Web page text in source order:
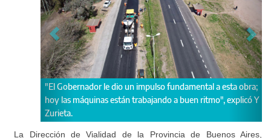
le dio un impulso fundamental a esta obra;
están trabajando a buen ritmo", explicó Y
La inversión supera los
parcialmente financiada
La Dirección de Vialidad de la Provincia de Buenos Aires,